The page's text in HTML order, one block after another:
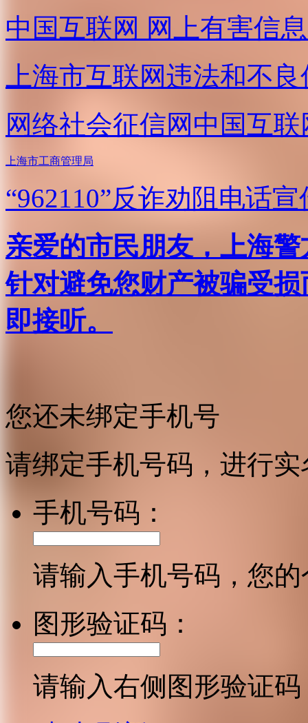
中国互联网 网上有害信
上海市互联网违法和不
网络社会征信网 中国互
上海市工商管理局
“962110”反诈劝阻电话宣
亲爱的市民朋友，上海
针对避免您财产被骗受
即接听。
您还未绑定手机号
请绑定手机号码，进行
手机号码：
请输入手机号码，您
图形验证码：
请输入右侧图形验证码